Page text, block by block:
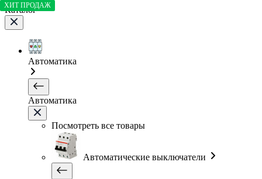
Каталог
Автоматика
Автоматика
Посмотреть все товары
Автоматические выключатели
ХИТ ПРОДАЖ